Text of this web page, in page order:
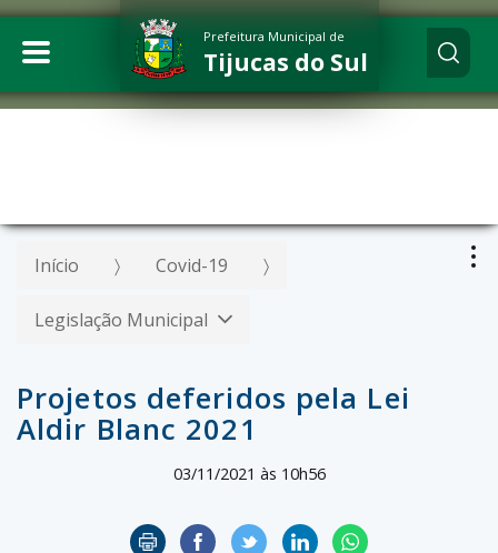
Prefeitura Municipal de
Tijucas do Sul
Início Covid-19
Legislação Municipal
Projetos deferidos pela Lei
Aldir Blanc 2021
03/11/2021 às 10h56